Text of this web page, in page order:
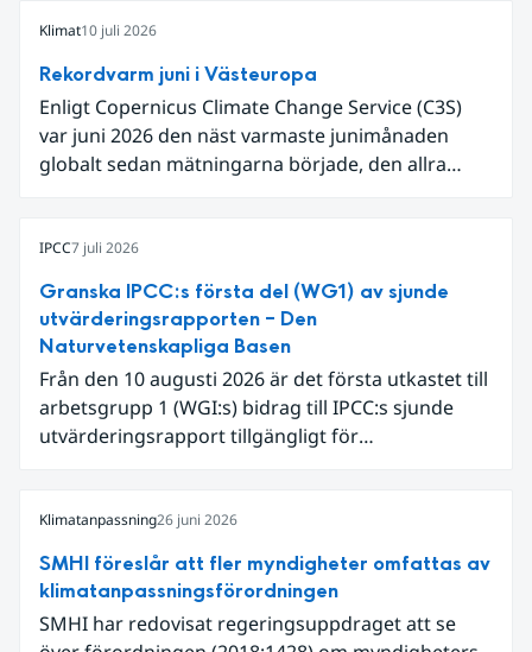
Klimat10 juli 2026
Rekordvarm juni i Västeuropa
Enligt Copernicus Climate Change Service (C3S)
var juni 2026 den näst varmaste junimånaden
globalt sedan mätningarna började, den allra
begränsar oss till Västeuropa var det den allra
varmaste juni. Detta betingades till stor del av en
extrem hetta i slutet av månaden. Världshavens
ytvattentemperaturer var den högsta som
uppmätts för en juni månad, vilket ligger i fas med
en framväxande El Niño i Stilla havet.
IPCC7 juli 2026
Granska IPCC:s första del (WG1) av sjunde
utvärderingsrapporten – Den
Naturvetenskapliga Basen
Från den 10 augusti 2026 är det första utkastet till
arbetsgrupp 1 (WGI:s) bidrag till IPCC:s sjunde
utvärderingsrapport tillgängligt för
Klimatanpassning26 juni 2026
SMHI föreslår att fler myndigheter omfattas av
klimatanpassningsförordningen
SMHI har redovisat regeringsuppdraget att se